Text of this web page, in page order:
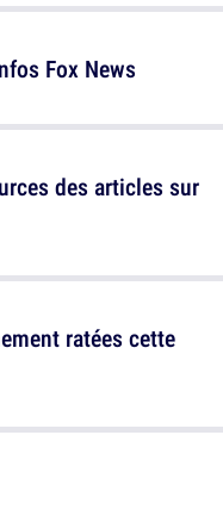
Fox News
ratées cette
des articles sur